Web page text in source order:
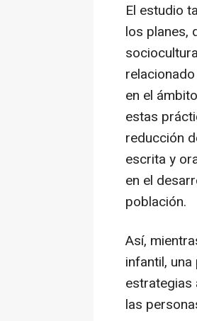
El estudio
los planes,
en el
estas
reducción
escrita y
en el
población.
Así,
infantil,
las